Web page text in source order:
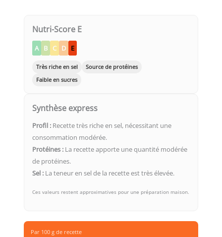
Nutri-Score E
A B C D E
Très riche en sel
Source de protéines
Faible en sucres
Synthèse express
Profil : Recette très riche en sel, nécessitant une
consommation modérée.
Protéines : La recette apporte une quantité modérée
de protéines.
Sel : La teneur en sel de la recette est très élevée.
Ces valeurs restent approximatives pour une préparation maison.
Par 100 g de recette